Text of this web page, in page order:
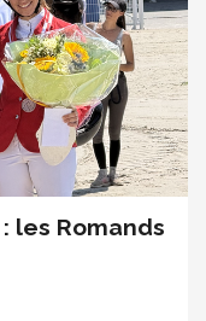
les Romands